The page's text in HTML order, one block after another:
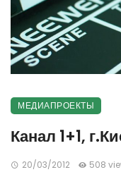
МЕДИАПРОЕКТЫ
Канал 1+1,
20/03/2012 508